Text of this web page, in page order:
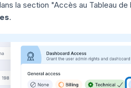
la section "Accès au Tableau de
.